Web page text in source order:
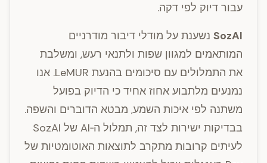
עבור דיוק לפי דקה.
SozAI נשענת על מודלי דיבור מודרניים
המותאמים למגוון שפות ולתנאי רעש, ומשלבת
את התמלולים עם סיכומים בהנעת LeMUR. אנו
נמנעים מלתבוע אחוז אחיד כי הדיוק בפועל
משתנה לפי איכות השמע, מבטא הדוברים והשפה.
בבדיקות ישירות לצד זה, תמלול ה‑AI של SozAI
לעיתים קרובות מתקרב לתוצאות האוטומטיות של